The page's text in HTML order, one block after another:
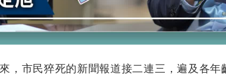
，市民猝死的新聞報道接二連三，遍及各年